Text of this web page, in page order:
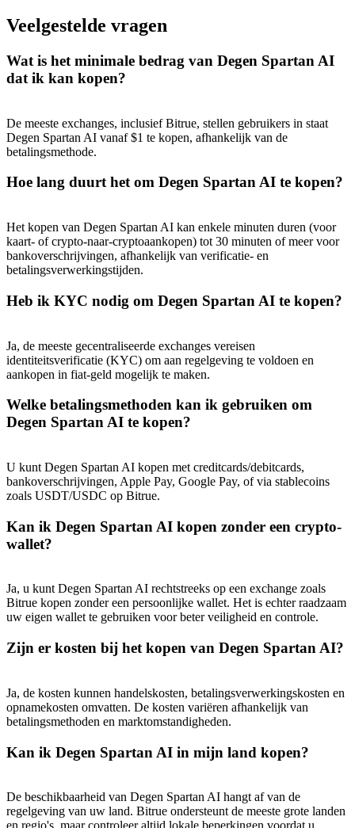
Share 500000 CASHCAT prize pool
Exclusive for BitMart Users
USDT New User Exclusive 10% APR
USDT Flexible Staking | Daily Rewards
New Listing Futures Fest
Trade New Futures, Win 200,000 USDT
77,777+3k Rewards
Meer evenementen
Log inAanmelden
Veelgestelde vragen
Wat is het minimale bedrag van Degen Spartan AI
dat ik kan kopen?
De meeste exchanges, inclusief Bitrue, stellen gebruikers in staat
Degen Spartan AI vanaf $1 te kopen, afhankelijk van de
betalingsmethode.
Hoe lang duurt het om Degen Spartan AI te kopen?
Het kopen van Degen Spartan AI kan enkele minuten duren (voor
kaart- of crypto-naar-cryptoaankopen) tot 30 minuten of meer voor
bankoverschrijvingen, afhankelijk van verificatie- en
betalingsverwerkingstijden.
Heb ik KYC nodig om Degen Spartan AI te kopen?
Ja, de meeste gecentraliseerde exchanges vereisen
identiteitsverificatie (KYC) om aan regelgeving te voldoen en
aankopen in fiat-geld mogelijk te maken.
Welke betalingsmethoden kan ik gebruiken om
Degen Spartan AI te kopen?
U kunt Degen Spartan AI kopen met creditcards/debitcards,
bankoverschrijvingen, Apple Pay, Google Pay, of via stablecoins
zoals USDT/USDC op Bitrue.
Kan ik Degen Spartan AI kopen zonder een crypto-
wallet?
Ja, u kunt Degen Spartan AI rechtstreeks op een exchange zoals
Bitrue kopen zonder een persoonlijke wallet. Het is echter raadzaam
uw eigen wallet te gebruiken voor beter veiligheid en controle.
Zijn er kosten bij het kopen van Degen Spartan AI?
Ja, de kosten kunnen handelskosten, betalingsverwerkingskosten en
opnamekosten omvatten. De kosten variëren afhankelijk van
betalingsmethoden en marktomstandigheden.
Kan ik Degen Spartan AI in mijn land kopen?
De beschikbaarheid van Degen Spartan AI hangt af van de
regelgeving van uw land. Bitrue ondersteunt de meeste grote landen